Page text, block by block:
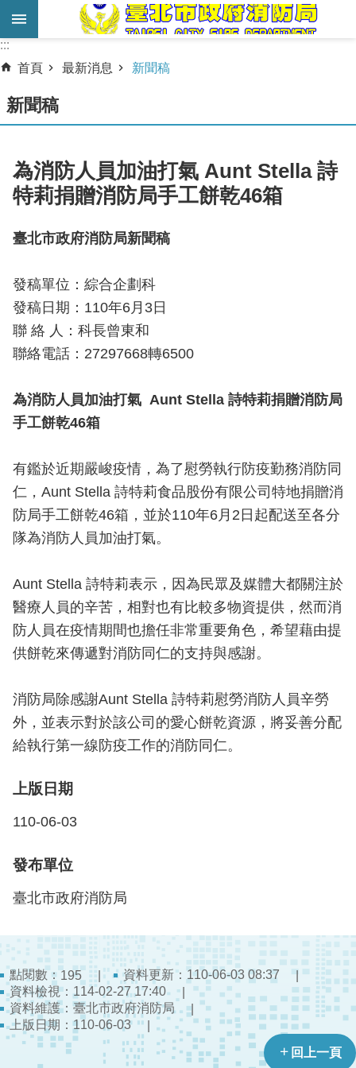
跳到主要內容區塊
進
搜
尋
業
務
服
關
簡
介
宣
育
載
專
區
民
地
政
府
資
公
開
公
專
統
計
影
音
專
區
:::
:::
首頁
最新消息 新聞稿
新聞稿
為消防人員加油打氣 Aunt Stella 詩
特莉捐贈消防局手工餅乾46箱
臺北市政府消防局新聞稿
發稿單位：綜合企劃科
發稿日期：110年6月3日
聯 絡 人：科長曾東和
聯絡電話：27297668轉6500
為消防人員加油打氣 Aunt Stella 詩特莉捐贈消防局
手工餅乾46箱
有鑑於近期嚴峻疫情，為了慰勞執行防疫勤務消防同
仁，Aunt Stella 詩特莉食品股份有限公司特地捐贈消
防局手工餅乾46箱，並於110年6月2日起配送至各分
隊為消防人員加油打氣。
Aunt Stella 詩特莉表示，因為民眾及媒體大都關注於
醫療人員的辛苦，相對也有比較多物資提供，然而消
防人員在疫情期間也擔任非常重要角色，希望藉由提
供餅乾來傳遞對消防同仁的支持與感謝。
消防局除感謝Aunt Stella 詩特莉慰勞消防人員辛勞
外，並表示對於該公司的愛心餅乾資源，將妥善分配
給執行第一線防疫工作的消防同仁。
上版日期
110-06-03
發布單位
臺北市政府消防局
點閱數：195
資料更新：110-06-03 08:37
資料檢視：114-02-27 17:40
資料維護：臺北市政府消防局
上版日期：110-06-03
回上一頁